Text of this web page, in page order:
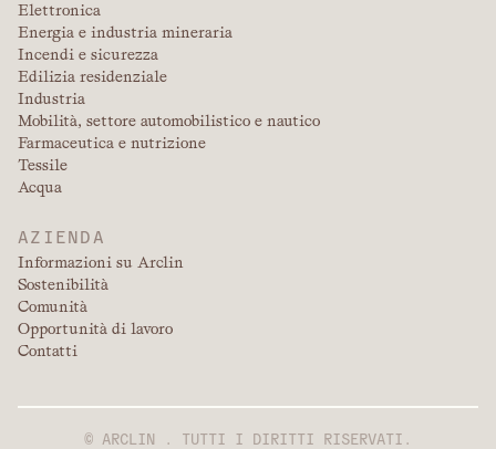
Elettronica
Energia e industria mineraria
Incendi e sicurezza
Edilizia residenziale
Industria
Mobilità, settore automobilistico e nautico
Farmaceutica e nutrizione
Tessile
Acqua
AZIENDA
Informazioni su Arclin
Sostenibilità
Comunità
Opportunità di lavoro
Contatti
© ARCLIN . TUTTI I DIRITTI RISERVATI.